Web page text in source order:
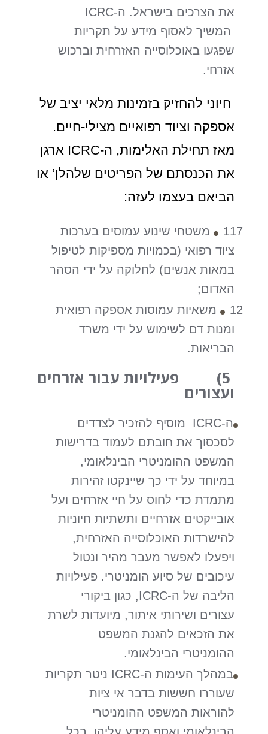
את הצרכים בישראל. ה-ICRC
המשיך לאסוף מידע על תקריות
שפגעו באוכלוסייה האזרחית וברכוש
אזרחי.
חיוני להחזיק בזמינות מלאי יציב של
אספקה וציוד רפואיים מצילי-חיים.
מאז תחילת האלימות, ה-ICRC ארגן
את הכנסתם של הפריטים שלהלן’ או
הביאם בעצמו לעזה:
117 משטחי שינוע עמוסים בערכות
ציוד רפואי (בכמויות מספיקות לטיפול
במאות אנשים) לחלוקה על ידי הסהר
האדום;
12 משאיות עמוסות אספקה רפואית
ומנות דם לשימוש על ידי משרד
הבריאות.
5) פעילויות עבור אזרחים
ועצורים
ה-ICRC מוסיף להזכיר לצדדים
לסכסוך את חובתם לעמוד בדרישות
המשפט ההומניטרי הבינלאומי,
במיוחד על ידי כך שיינקטו זהירות
מתמדת כדי לחוס על חיי אזרחים ועל
אובייקטים אזרחיים ותשתיות חיוניות
להישרדות האוכלוסייה האזרחית,
ויפעלו לאפשר מעבר מהיר ונטול
עיכובים של סיוע הומניטרי. פעילויות
הליבה של ה-ICRC, כגון ביקורי
עצורים ושירותי איתור, מיועדות לשרת
את הזכאים להגנת המשפט
ההומניטרי הבינלאומי.
במהלך העימות ה-ICRC ניטר תקריות
שעוררו חששות בדבר אי ציות
להוראות המשפט ההומניטרי